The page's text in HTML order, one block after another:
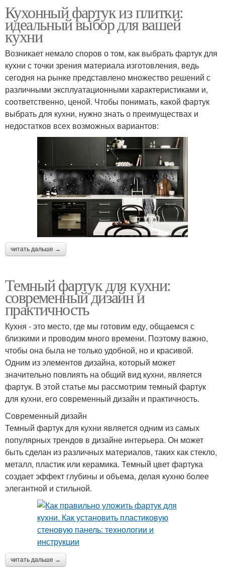
Кухонный фартук из плитки:
идеальный выбор для вашей
кухни
Возникает немало споров о том, как выбрать фартук для
кухни с точки зрения материала изготовления, ведь
сегодня на рынке представлено множество решений с
различными эксплуатационными характеристиками и,
соответственно, ценой. Чтобы понимать, какой фартук
выбрать для кухни, нужно знать о преимуществах и
недостатков всех возможных вариантов:
читать дальше →
Темный фартук для кухни:
современный дизайн и
практичность
Кухня - это место, где мы готовим еду, общаемся с
близкими и проводим много времени. Поэтому важно,
чтобы она была не только удобной, но и красивой.
Одним из элементов дизайна, который может
значительно повлиять на общий вид кухни, является
фартук. В этой статье мы рассмотрим темный фартук
для кухни, его современный дизайн и практичность.
Современный дизайн
Темный фартук для кухни является одним из самых
популярных трендов в дизайне интерьера. Он может
быть сделан из различных материалов, таких как стекло,
металл, пластик или керамика. Темный цвет фартука
создает эффект глубины и объема, делая кухню более
элегантной и стильной.
читать дальше →